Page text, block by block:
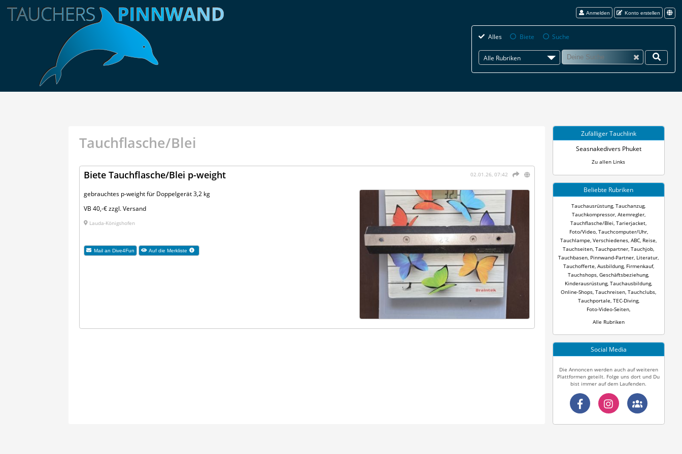
Anmelden Konto erstellen
Alles Biete Suche
Alle Rubriken
Tauchflasche/Blei
02.01.26, 07:42
Biete Tauchflasche/Blei p-weight
gebrauchtes p-weight für Doppelgerät 3,2 kg
VB 40,-€ zzgl. Versand
Lauda-Königshofen
Mail an Dive4Fun Auf die Merkliste
Zufälliger Tauchlink
Seasnakedivers Phuket
Zu allen Links
Beliebte Rubriken
Tauchausrüstung, Tauchanzug,
Tauchkompressor, Atemregler,
Tauchflasche/Blei Tarierjacket
Foto/Video, Tauchcomputer/Uhr,
Tauchlampe Verschiedenes ABC Reise
Tauchseiten Tauchpartner Tauchjob
Tauchbasen Pinnwand-Partner Literatur
Tauchofferte Ausbildung, Firmenkauf,
Tauchshops Geschäftsbeziehung,
Kinderausrüstung, Tauchausbildung,
Online-Shops Tauchreisen Tauchclubs
Tauchportale TEC-Diving,
Foto-Video-Seiten
Alle Rubriken
Social Media
Die Annoncen werden auch auf weiteren
Plattformen geteilt. Folge uns dort und Du
bist immer auf dem Laufenden.